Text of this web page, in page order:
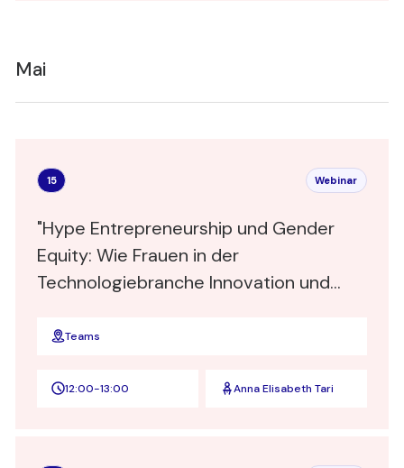
Mai
15 Webinar
"Hype Entrepreneurship und Gender
Equity: Wie Frauen in der
Technologiebranche Innovation und
Teams
12:00-13:00 Anna Elisabeth Tari